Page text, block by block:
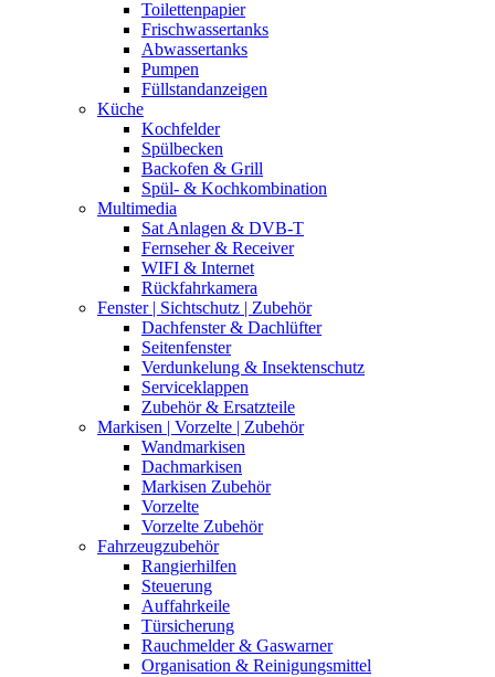
Toilettenpapier
Frischwassertanks
Abwassertanks
Pumpen
Füllstandanzeigen
Küche
Kochfelder
Spülbecken
Backofen & Grill
Spül- & Kochkombination
Multimedia
Sat Anlagen & DVB-T
Fernseher & Receiver
WIFI & Internet
Rückfahrkamera
Fenster | Sichtschutz | Zubehör
Dachfenster & Dachlüfter
Seitenfenster
Verdunkelung & Insektenschutz
Serviceklappen
Zubehör & Ersatzteile
Markisen | Vorzelte | Zubehör
Wandmarkisen
Dachmarkisen
Markisen Zubehör
Vorzelte
Vorzelte Zubehör
Fahrzeugzubehör
Rangierhilfen
Steuerung
Auffahrkeile
Türsicherung
Rauchmelder & Gaswarner
Organisation & Reinigungsmittel